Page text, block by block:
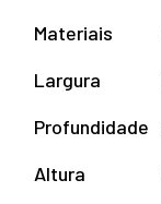
Materiais
Largura
Profundidade
Altura